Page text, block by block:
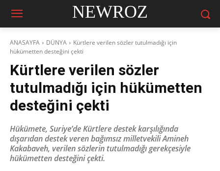
NEWROZ
ANASAYFA DÜNYA
Kürtlere verilen sözler tutulmadığı için
hükümetten desteğini çekti
Kürtlere verilen sözler
tutulmadığı için hükümetten
desteğini çekti
Hükümete, Suriye’de Kürtlere destek karşılığında
dışarıdan destek veren bağımsız milletvekili Amineh
Kakabaveh, verilen sözlerin tutulmadığı gerekçesiyle
hükümetten desteğini çekti.